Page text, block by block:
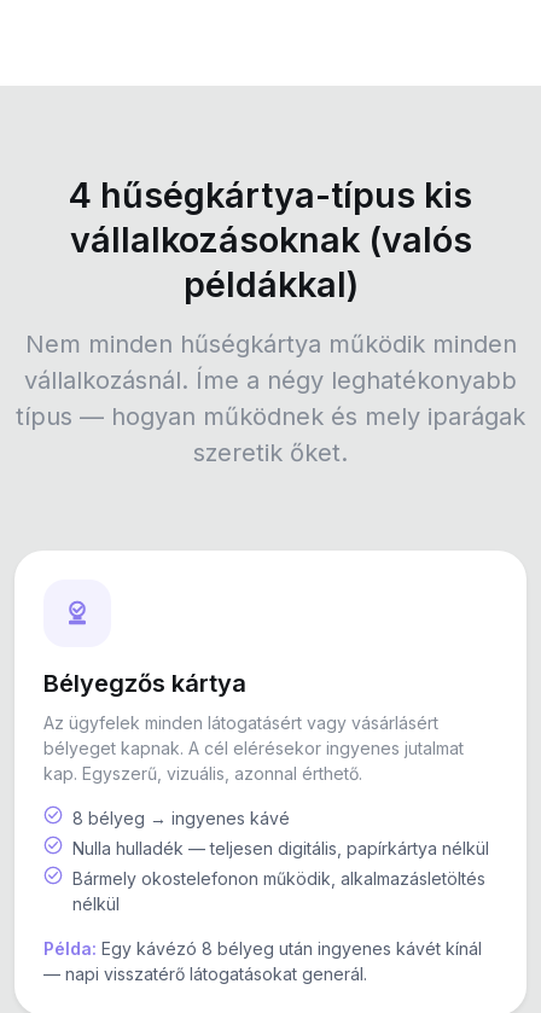
4 hűségkártya-típus kis
vállalkozásoknak (valós
példákkal)
Nem minden hűségkártya működik minden
vállalkozásnál. Íme a négy leghatékonyabb
típus — hogyan működnek és mely iparágak
szeretik őket.
Bélyegzős kártya
Az ügyfelek minden látogatásért vagy vásárlásért
bélyeget kapnak. A cél elérésekor ingyenes jutalmat
kap. Egyszerű, vizuális, azonnal érthető.
8 bélyeg → ingyenes kávé
Nulla hulladék — teljesen digitális, papírkártya nélkül
Bármely okostelefonon működik, alkalmazásletöltés
nélkül
Példa: Egy kávézó 8 bélyeg után ingyenes kávét kínál
— napi visszatérő látogatásokat generál.